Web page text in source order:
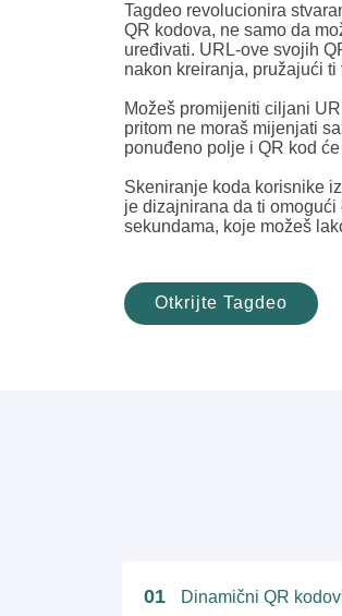
Tagdeo revolucionira
QR kodova, ne samo da
uređivati. URL-ove svojih
nakon kreiranja, pružajući
Možeš promijeniti ciljani
pritom ne moraš mijenjati
ponuđeno polje i QR kod
Skeniranje koda korisnike
je dizajnirana da ti
sekundama, koje možeš
Otkrijte Tagdeo
01
Dinamični QR